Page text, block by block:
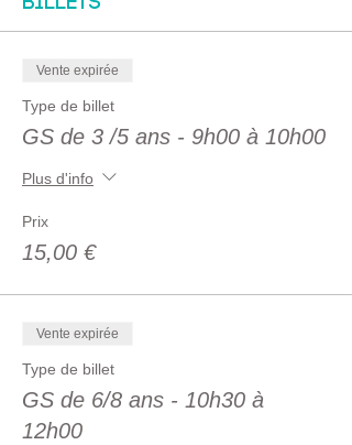
Vente expirée
Type de billet
GS de 3 /5 ans - 9h00 à 10h00
Plus d'info
Prix
15,00 €
Vente expirée
Type de billet
GS de 6/8 ans - 10h30 à
12h00